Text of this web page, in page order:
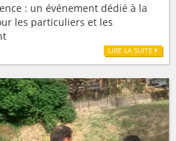
: un événement dédié à la
les particuliers et les
LIRE LA SUITE